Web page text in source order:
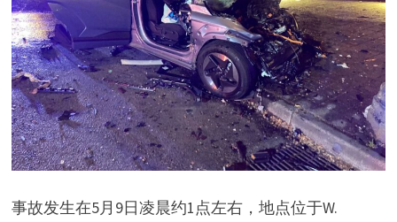
事故发生在5月9日凌晨约1点左右，地点位于W.